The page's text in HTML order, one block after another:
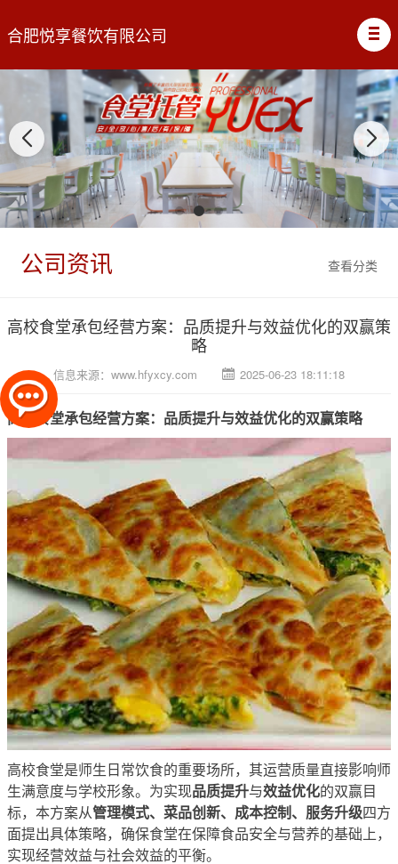
合肥悦享餐饮有限公司
查看分类
公司资讯
高校食堂承包经营方案：品质提升与效益优化的双赢策
略
信息来源： www.hfyxcy.com 2025-06-23 18:11:18
高校食堂承包经营方案：品质提升与效益优化的双赢策略
高校食堂是师生日常饮食的重要场所，其运营质量直接影响师
生满意度与学校形象。为实现品质提升与效益优化的双赢目
标，本方案从管理模式、菜品创新、成本控制、服务升级四方
面提出具体策略，确保食堂在保障食品安全与营养的基础上，
实现经营效益与社会效益的平衡。